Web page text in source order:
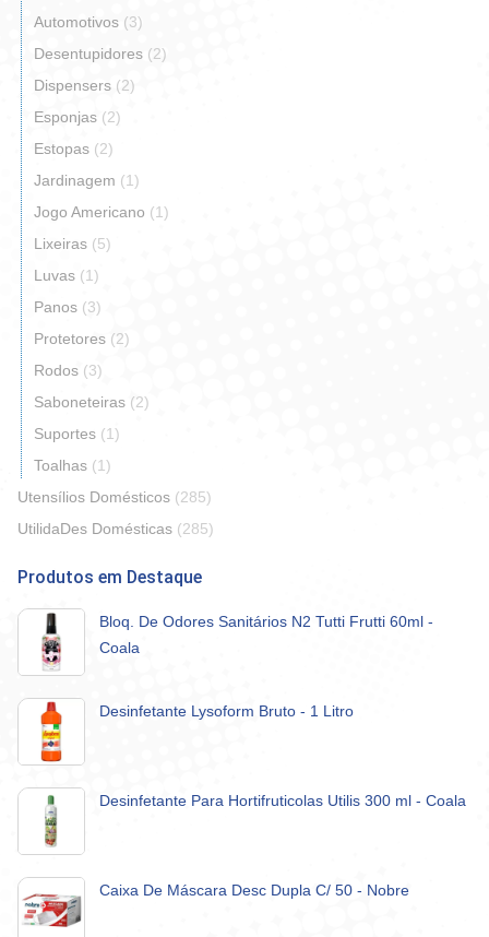
Automotivos (3)
Desentupidores (2)
Dispensers (2)
Esponjas (2)
Estopas (2)
Jardinagem (1)
Jogo Americano (1)
Lixeiras (5)
Luvas (1)
Panos (3)
Protetores (2)
Rodos (3)
Saboneteiras (2)
Suportes (1)
Toalhas (1)
Utensílios Domésticos (285)
UtilidaDes Domésticas (285)
Produtos em Destaque
Bloq. De Odores Sanitários N2 Tutti Frutti 60ml -
Coala
Desinfetante Lysoform Bruto - 1 Litro
Desinfetante Para Hortifruticolas Utilis 300 ml - Coala
Caixa De Máscara Desc Dupla C/ 50 - Nobre